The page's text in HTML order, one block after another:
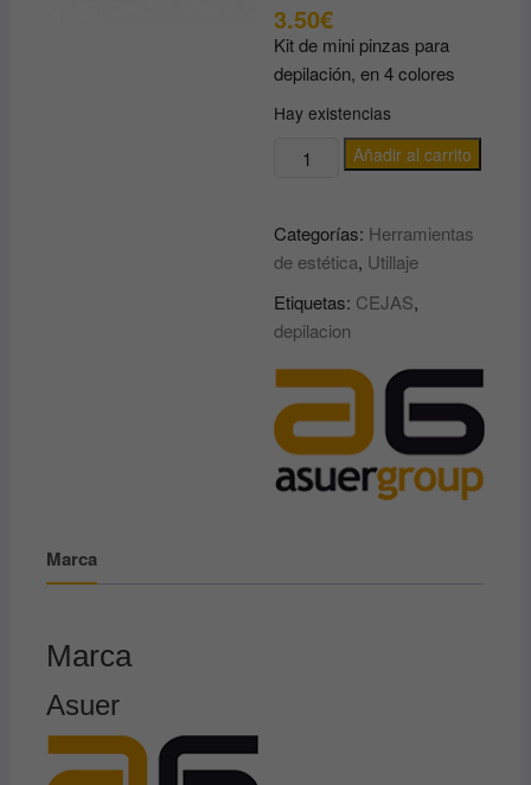
3.50€
Kit de mini pinzas para
depilación, en 4 colores
Hay existencias
PINZAS
DE
DEPILAR
EN
COLORES
ASUER
cantidad
Añadir al carrito
Categorías: Herramientas
de estética, Utillaje
Etiquetas: CEJAS,
depilacion
Marca
Marca
Asuer